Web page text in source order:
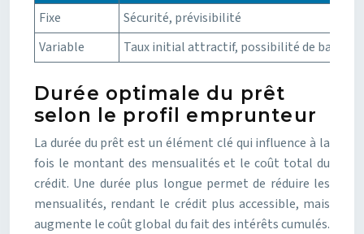
Fixe Sécurité, prévisibilité
Variable
Taux initial attractif, possibilité de baisse
Durée optimale du prêt
selon le profil emprunteur
La durée du prêt est un élément clé qui influence à la
fois le montant des mensualités et le coût total du
crédit. Une durée plus longue permet de réduire les
mensualités, rendant le crédit plus accessible, mais
augmente le coût global du fait des intérêts cumulés.